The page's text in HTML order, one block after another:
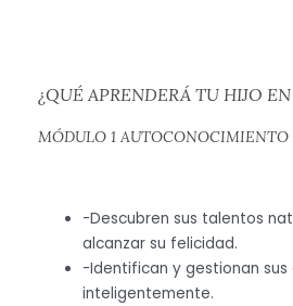
¿QUÉ APRENDERÁ TU HIJO
MÓDULO 1 AUTOCONOCIMIENTO
-Descubren sus talentos
alcanzar su felicidad.
-Identifican y gestionan sus
inteligentemente.